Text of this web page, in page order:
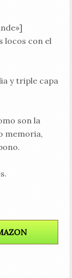
locos con el
y triple capa
son la
memoria,